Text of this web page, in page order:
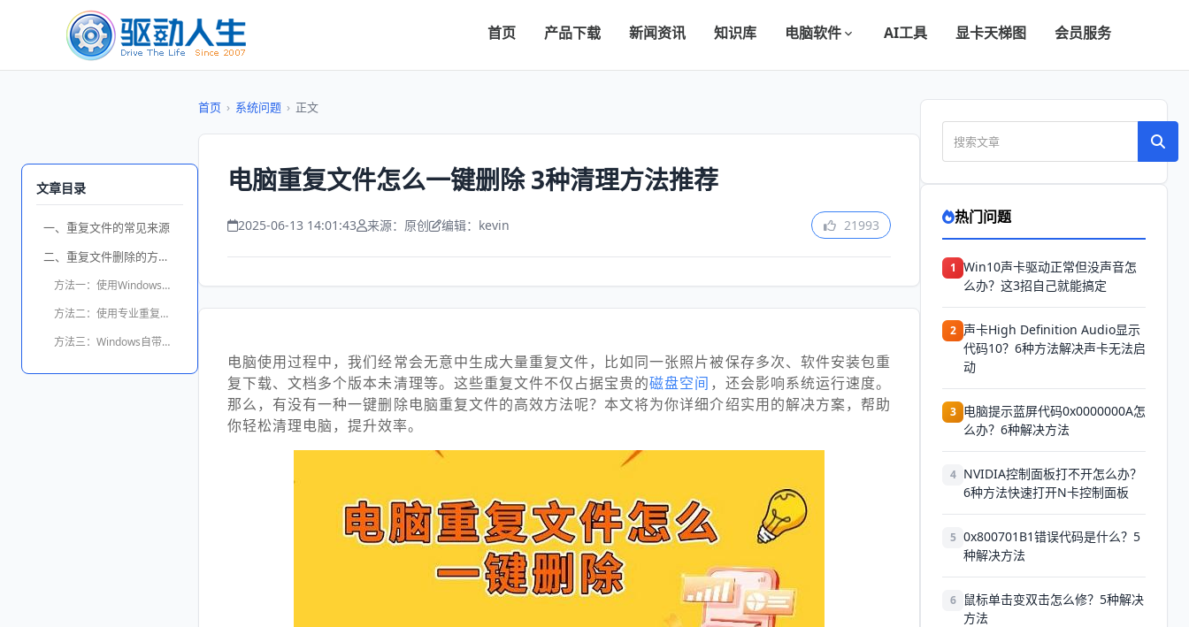
首页 产品下载 新闻资讯 知识库 电脑软件 AI工具 显卡天梯图 会员服务
文章目录
一、重复文件的常见来源
二、重复文件删除的方法汇总
方法一：使用Windows的磁盘清理工具
方法二：使用专业重复文件清理软件
方法三：Windows自带命令行查找
首页 › 系统问题 › 正文
电脑重复文件怎么一键删除 3种清理方法推荐
2025-06-13 14:01:43 来源：原创 编辑：kevin 21993
电脑使用过程中，我们经常会无意中生成大量重复文件，比如同一张照片被保存多次、软件安装包重
复下载、文档多个版本未清理等。这些重复文件不仅占据宝贵的磁盘空间 ，还会影响系统运行速度。
那么，有没有一种一键删除电脑重复文件的高效方法呢？本文将为你详细介绍实用的解决方案，帮助
你轻松清理电脑，提升效率。
热门问题
1 Win10声卡驱动正常但没声音怎
么办？这3招自己就能搞定
2 声卡High Definition Audio显示
代码10？6种方法解决声卡无法启
动
3 电脑提示蓝屏代码0x0000000A怎
么办？6种解决方法
4 NVIDIA控制面板打不开怎么办？
6种方法快速打开N卡控制面板
5 0x800701B1错误代码是什么？5
种解决方法
6
鼠标单击变双击怎么修？5种解决
方法